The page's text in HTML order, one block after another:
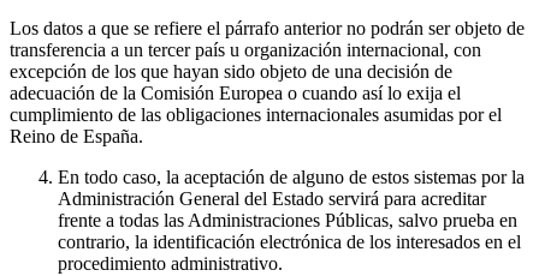
Los datos a que se refiere el párrafo anterior no podrán ser objeto de
transferencia a un tercer país u organización internacional, con
excepción de los que hayan sido objeto de una decisión de
adecuación de la Comisión Europea o cuando así lo exija el
cumplimiento de las obligaciones internacionales asumidas por el
Reino de España.
En todo caso, la aceptación de alguno de estos sistemas por la
Administración General del Estado servirá para acreditar
frente a todas las Administraciones Públicas, salvo prueba en
contrario, la identificación electrónica de los interesados en el
procedimiento administrativo.